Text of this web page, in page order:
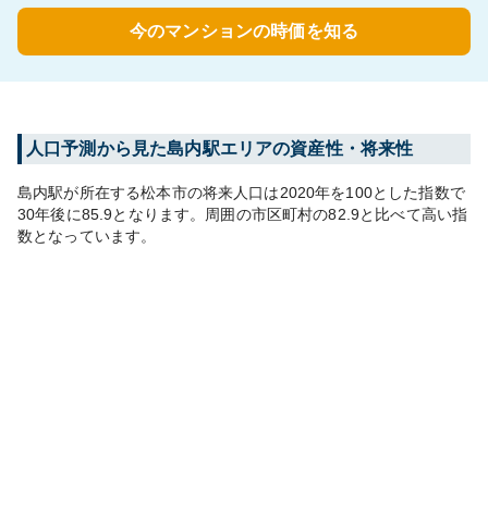
今のマンションの時価を知る
人口予測から見た島内駅エリアの資産性・将来性
島内駅が所在する松本市の将来人口は2020年を100とした指数で
30年後に85.9となります。 周囲の市区町村の82.9と比べて高い指
数となっています。